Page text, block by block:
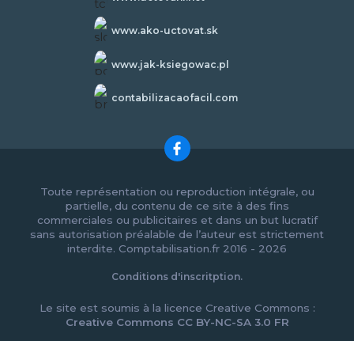
www.ako-uctovat.sk
www.jak-ksiegowac.pl
contabilizacaofacil.com
Toute représentation ou reproduction intégrale, ou
partielle, du contenu de ce site à des fins
commerciales ou publicitaires et dans un but lucratif
sans autorisation préalable de l’auteur est strictement
interdite. Comptabilisation.fr 2016 - 2026
Conditions d'inscritption.
Le site est soumis à la licence Creative Commons :
Creative Commons CC BY-NC-SA 3.0 FR